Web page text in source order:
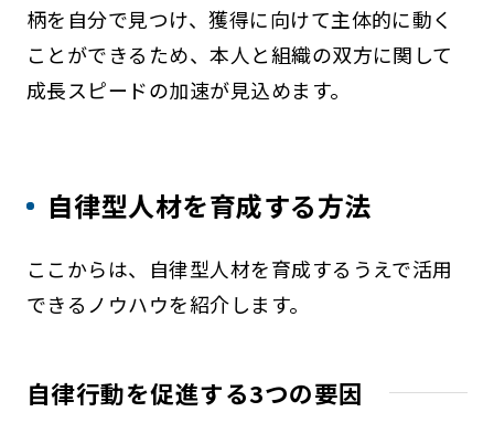
柄を自分で見つけ、獲得に向けて主体的に動く
ことができるため、本人と組織の双方に関して
成長スピードの加速が見込めます。
自律型人材を育成する方法
ここからは、自律型人材を育成するうえで活用
できるノウハウを紹介します。
自律行動を促進する3つの要因